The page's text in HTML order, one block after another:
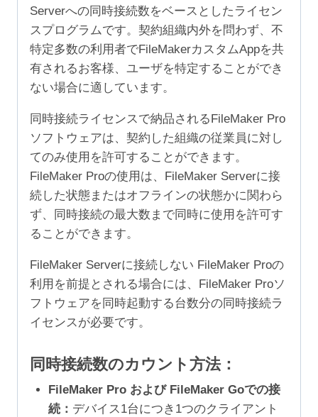
Serverへの同時接続数をベースとしたライセン
スプログラムです。契約組織内外を問わず、不
特定多数の利用者でFileMakerカスタムAppを共
有されるお客様、ユーザを特定することができ
ない場合に適しています。
同時接続ライセンスで納品されるFileMaker Pro
ソフトウェアは、契約した組織の従業員に対し
てのみ使用を許可することができます。
FileMaker Proの使用は、FileMaker Serverに接
続した状態またはオフラインの状態かに関わら
ず、同時接続の最大数まで同時に使用を許可す
ることができます。
FileMaker Serverに接続しない FileMaker Proの
利用を前提とされる場合には、FileMaker Proソ
フトウェアを同時起動する台数分の同時接続ラ
イセンスが必要です。
同時接続数のカウント方法：
FileMaker Pro および FileMaker Goでの接
続： デバイス1台につき1つのクライアント